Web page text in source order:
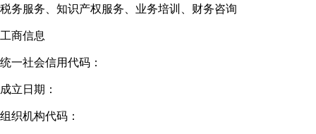
税务服务、知识产权服务、业务培训、财务咨询
工商信息
统一社会信用代码：
成立日期：
组织机构代码：